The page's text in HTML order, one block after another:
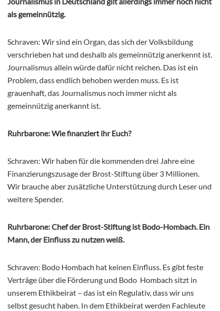
als gemeinnützig.
Schraven: Wir sind ein Organ, das sich der Volksbildung
verschrieben hat und deshalb als gemeinnützig anerkennt ist.
Journalismus allein würde dafür nicht reichen. Das ist ein
Problem, dass endlich behoben werden muss. Es ist
grauenhaft, das Journalismus noch immer nicht als
gemeinnützig anerkannt ist.
Ruhrbarone: Wie finanziert ihr Euch?
Schraven: Wir haben für die kommenden drei Jahre eine
Finanzierungszusage der Brost-Stiftung über 3 Millionen.
Wir brauche aber zusätzliche Unterstützung durch Leser und
weitere Spender.
Ruhrbarone: Chef der Brost-Stiftung ist Bodo-Hombach. Ein
Mann, der Einfluss zu nutzen weiß.
Schraven: Bodo Hombach hat keinen Einfluss. Es gibt feste
Verträge über die Förderung und Bodo Hombach sitzt in
unserem Ethikbeirat – das ist ein Regulativ, dass wir uns
selbst gesucht haben. In dem Ethikbeirat werden Fachleute